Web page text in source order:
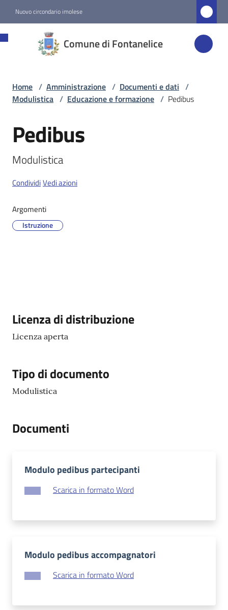
Nuovo circondario imolese
Comune di Fontanelice
Fontanelice
Amministrazione
Menu selezionato
Novità
Servizi
Vivere
Tutti
argomenti
Seguici
Home / Amministrazione / Documenti e dati /
Modulistica / Educazione e formazione / Pedibus
Salta al contenuto
Pedibus
Modulistica
CondividiVedi azioni
Argomenti
Istruzione
Descrizione
Licenza di distribuzione
Licenza aperta
Tipo di documento
Modulistica
Documenti
Modulo pedibus partecipanti
Scarica in formato Word
Modulo pedibus accompagnatori
Scarica in formato Word